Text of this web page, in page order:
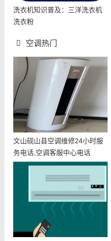
洗衣机知识普及：三洋洗衣机
洗衣粉
空调热门
文山砚山县空调维修24小时服
务电话,空调客服中心电话